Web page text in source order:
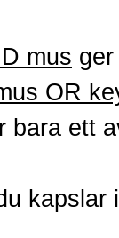
mus
OR
bara ett
kapslar